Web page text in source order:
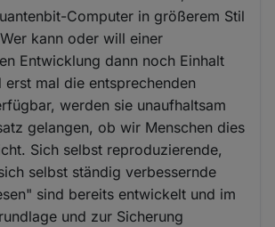
Computer in größerem Stil
kann oder will einer
Entwicklung dann noch Einhalt
erst mal die entsprechenden
werden sie unaufhaltsam
gelangen, ob wir Menschen dies
Sich selbst reproduzierende,
selbst ständig verbessernde
sind bereits entwickelt und im
und zur Sicherung